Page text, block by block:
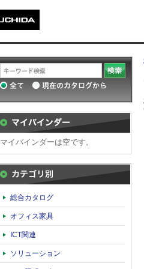
マイバインダーは空です。
総合カタログ
オフィス家具
ICT関連
ソリューション